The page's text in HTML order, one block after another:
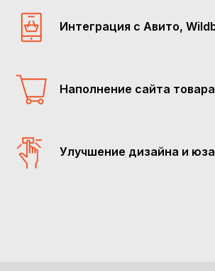
Интеграция с Авито,
Наполнение сайта
Улучшение дизайна и